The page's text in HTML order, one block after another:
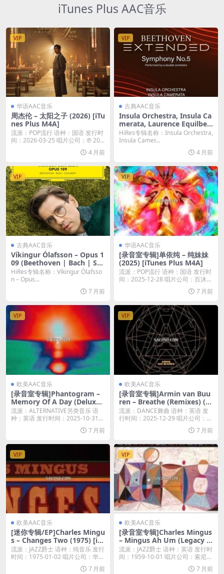
iTunes Plus AAC音乐
VIP
华语AAC音乐
周杰伦 – 太阳之子 (2026) [iTu
nes Plus M4A]
流派：POP流行 语种：国语 发行时
间：2026-03-25 唱片公司：℗ 20...
4 月前
VIP
古典AAC音乐
Insula Orchestra, Insula Ca
merata, Laurence Equilbey
– ‘Beethoven Extended’: Sy
mphony No. 5 (2026) [Hi-R
es 24bit/96KHz FLAC]
HiRes专辑名称：Insula Orchestra,
Insula Camer...
4 月前
VIP
古典AAC音乐
Víkingur Ólafsson – Opus 1
09 (Beethoven | Bach | Sch
ubert) (2025) [Hi-Res 24bit/
192KHz FLAC]
HiRes专辑名称：Víkingur Ólafsso
n – Opus...
7 月前
VIP
华语AAC音乐
[录音室专辑]单依纯 – 纯妹妹
(2025) [iTunes Plus M4A]
流派：POP流行 语种：国语 发行时
间：2025-12-28 唱片公司：百沐娱
7 月前
VIP
欧美AAC音乐
[录音室专辑]Phantogram –
Memory Of A Day (Deluxe)
(2025) [iTunes Plus M4A]
流派：ALTERNATIVE另类音乐 语
种：英语 发行时间：2025-10-31...
7 月前
VIP
欧美AAC音乐
[录音室专辑]Armin van Buu
ren – Breathe (Remixes) (2
025) [iTunes Plus M4A]
流派：DANCE舞曲 语种：英语 发
行时间：2025-12-29 唱片公司：A
7 月前
VIP
欧美AAC音乐
[迷你专辑/EP]Charles Mingu
s – Changes Two (1975) [iT
unes Plus M4A]
流派：JAZZ爵士 语种：纯音乐 发行
时间：1975-01-02 唱片公司：华
7 月前
VIP
欧美AAC音乐
[录音室专辑]Charles Mingus
– Mingus Ah Um (Legacy E
dition) (1959) [iTunes Plus
M4A]
流派：JAZZ爵士 语种：英语 发行时
间：1959-10-01 唱片公司：索尼
7 月前